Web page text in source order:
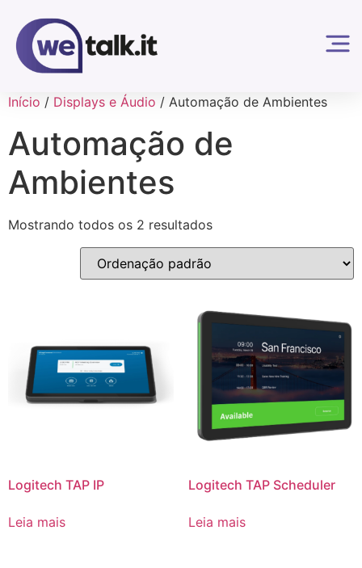
Início / Displays e Áudio / Automação de Ambientes
Automação de
Ambientes
Mostrando todos os 2 resultados
Logitech TAP IP
Leia mais
Logitech TAP Scheduler
Leia mais